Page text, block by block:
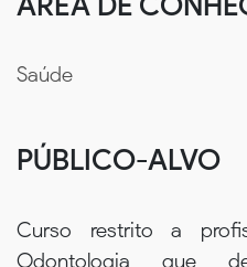
Saúde
PÚBLICO-ALVO
Curso restrito a
Odontologia que